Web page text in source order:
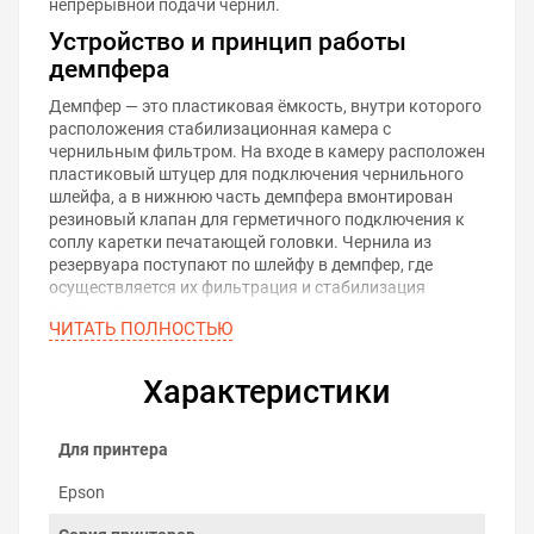
непрерывной подачи чернил.
Устройство и принцип работы
демпфера
Демпфер — это пластиковая ёмкость, внутри которого
расположения стабилизационная камера с
чернильным фильтром. На входе в камеру расположен
пластиковый штуцер для подключения чернильного
шлейфа, а в нижнюю часть демпфера вмонтирован
резиновый клапан для герметичного подключения к
соплу каретки печатающей головки. Чернила из
резервуара поступают по шлейфу в демпфер, где
осуществляется их фильтрация и стабилизация
Проблемы демпферов
По прошествии времени с демпферами могут
случаться неисправности, которые снижают их
печати:
Засорение
ЧИТАТЬ ПОЛНОСТЬЮ
Характеристики
Для принтера
Epson